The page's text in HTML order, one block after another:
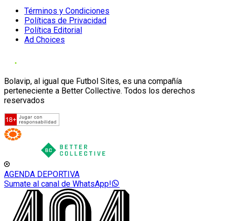
Términos y Condiciones
Políticas de Privacidad
Política Editorial
Ad Choices
Bolavip, al igual que Futbol Sites, es una compañía
perteneciente a Better Collective. Todos los derechos
reservados
AGENDA DEPORTIVA
Sumate al canal de WhatsApp!